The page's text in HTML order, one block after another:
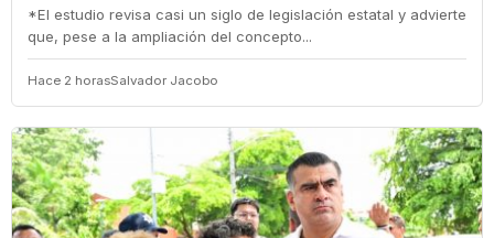
*El estudio revisa casi un siglo de legislación estatal y advierte
que, pese a la ampliación del concepto...
Hace 2 horasSalvador Jacobo